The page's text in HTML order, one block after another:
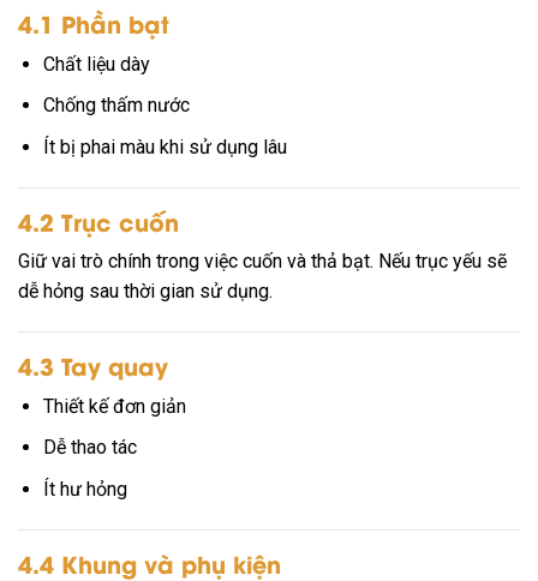
4.1 Phần bạt
Chất liệu dày
Chống thấm nước
Ít bị phai màu khi sử dụng lâu
4.2 Trục cuốn
Giữ vai trò chính trong việc cuốn và thả bạt. Nếu trục yếu sẽ
dễ hỏng sau thời gian sử dụng.
4.3 Tay quay
Thiết kế đơn giản
Dễ thao tác
Ít hư hỏng
4.4 Khung và phụ kiện